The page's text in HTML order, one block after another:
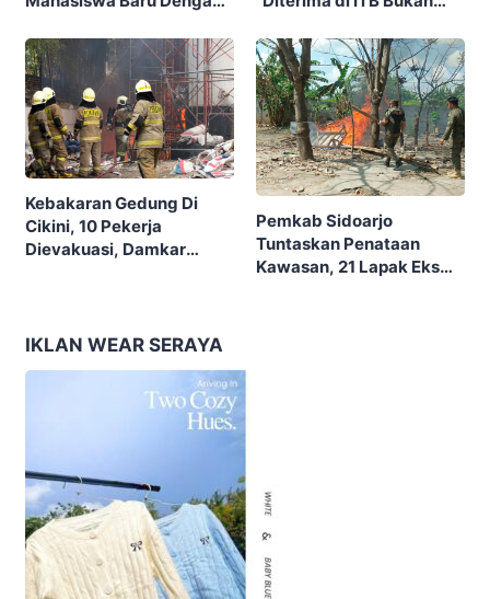
Membangun Bangsa”
Kebakaran Gedung Di
Cikini, 10 Pekerja
Dievakuasi, Damkar
Pemkab Sidoarjo
Tuntaskan Penataan
Kawasan, 21 Lapak Eks
IKLAN WEAR SERAYA